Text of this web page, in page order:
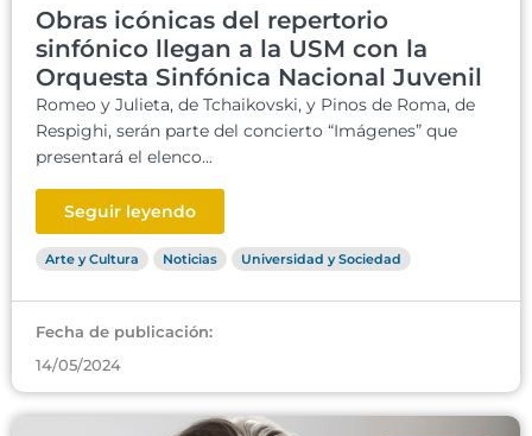
Obras icónicas del repertorio
sinfónico llegan a la USM con la
Orquesta Sinfónica Nacional Juvenil
Romeo y Julieta, de Tchaikovski, y Pinos de Roma, de
Respighi, serán parte del concierto “Imágenes” que
presentará el elenco...
Seguir leyendo
Arte y Cultura Noticias Universidad y Sociedad
Fecha de publicación:
14/05/2024